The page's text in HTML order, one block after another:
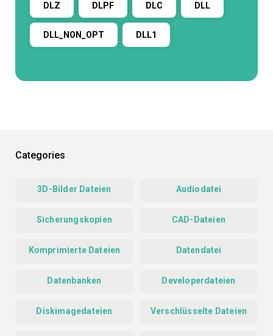
DLZ DLPF DLC DLL
DLL_NON_OPT DLL1
Categories
3D-Bilder Dateien Audiodatei
Sicherungskopien CAD-Dateien
Komprimierte Dateien Datendatei
Datenbanken Developerdateien
Diskimagedateien Verschlüsselte Dateien